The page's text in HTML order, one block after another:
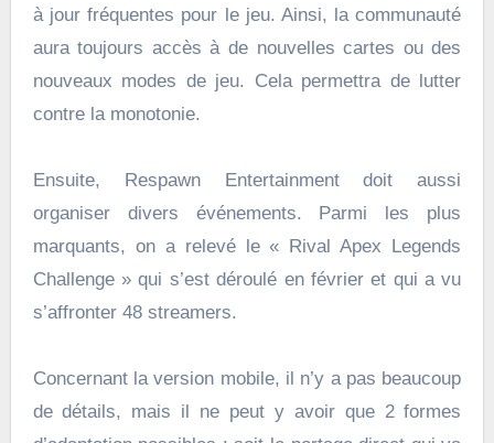
à jour fréquentes pour le jeu. Ainsi, la communauté
aura toujours accès à de nouvelles cartes ou des
nouveaux modes de jeu. Cela permettra de lutter
contre la monotonie.
Ensuite, Respawn Entertainment doit aussi
organiser divers événements. Parmi les plus
marquants, on a relevé le « Rival Apex Legends
Challenge » qui s’est déroulé en février et qui a vu
s’affronter 48 streamers.
Concernant la version mobile, il n’y a pas beaucoup
de détails, mais il ne peut y avoir que 2 formes